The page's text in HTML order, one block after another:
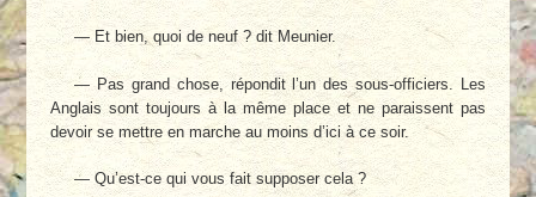
— Et bien, quoi de neuf ? dit Meunier.
— Pas grand chose, répondit l’un des sous-officiers. Les
Anglais sont toujours à la même place et ne paraissent pas
devoir se mettre en marche au moins d’ici à ce soir.
— Qu’est-ce qui vous fait supposer cela ?